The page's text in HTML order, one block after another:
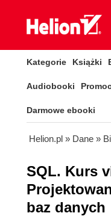
Kategorie Książki
Audiobooki
Darmowe ebooki
Helion.pl » Dane »
SQL. Kurs
baz danych